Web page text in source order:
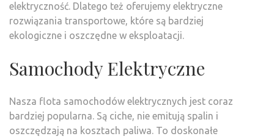
elektryczność. Dlatego też oferujemy elektryczne
rozwiązania transportowe, które są bardziej
ekologiczne i oszczędne w eksploatacji.
Samochody Elektryczne
Nasza flota samochodów elektrycznych jest coraz
bardziej popularna. Są ciche, nie emitują spalin i
oszczędzają na kosztach paliwa. To doskonałe